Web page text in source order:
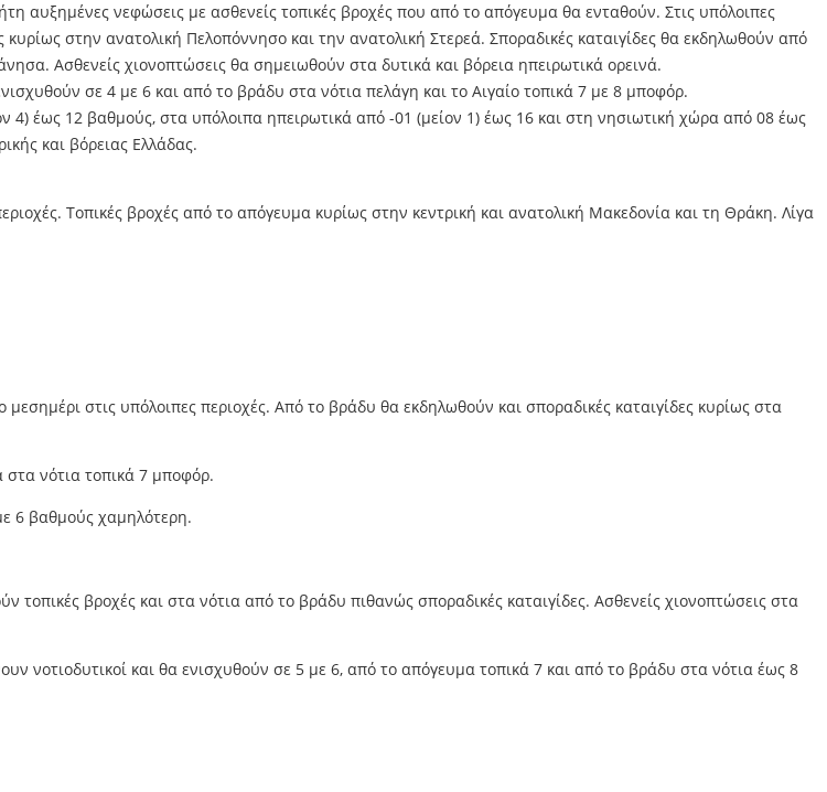
αυξημένες νεφώσεις με ασθενείς τοπικές βροχές που από το απόγευμα θα ενταθούν. Στις υπόλοιπες
στην ανατολική Πελοπόννησο και την ανατολική Στερεά. Σποραδικές καταιγίδες θα εκδηλωθούν από
Ασθενείς χιονοπτώσεις θα σημειωθούν στα δυτικά και βόρεια ηπειρωτικά ορεινά.
σε 4 με 6 και από το βράδυ στα νότια πελάγη και το Αιγαίο τοπικά 7 με 8 μποφόρ.
έως 12 βαθμούς, στα υπόλοιπα ηπειρωτικά από -01 (μείον 1) έως 16 και στη νησιωτική χώρα από 08 έως
και βόρειας Ελλάδας.
Τοπικές βροχές από το απόγευμα κυρίως στην κεντρική και ανατολική Μακεδονία και τη Θράκη. Λίγα
στις υπόλοιπες περιοχές. Από το βράδυ θα εκδηλωθούν και σποραδικές καταιγίδες κυρίως στα
νότια τοπικά 7 μποφόρ.
6 βαθμούς χαμηλότερη.
βροχές και στα νότια από το βράδυ πιθανώς σποραδικές καταιγίδες. Ασθενείς χιονοπτώσεις στα
νοτιοδυτικοί και θα ενισχυθούν σε 5 με 6, από το απόγευμα τοπικά 7 και από το βράδυ στα νότια έως 8